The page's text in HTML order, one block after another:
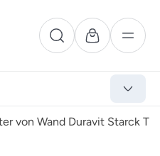
von Wand Duravit Starck T